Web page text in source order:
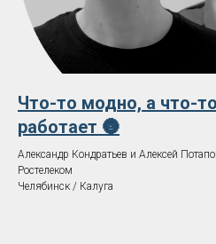
Что-то модно, а что-
работает 🌚️️
Александр Кондратьев и Алексей
Ростелеком
Челябинск / Калуга